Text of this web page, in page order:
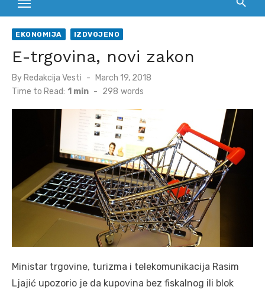
EKONOMIJA IZDVOJENO
E-trgovina, novi zakon
By Redakcija Vesti
Posted
on
March 19, 2018
Time to Read: 1 min - 298 words
Ministar trgovine, turizma i telekomunikacija Rasim
Ljajić upozorio je da kupovina bez fiskalnog ili blok